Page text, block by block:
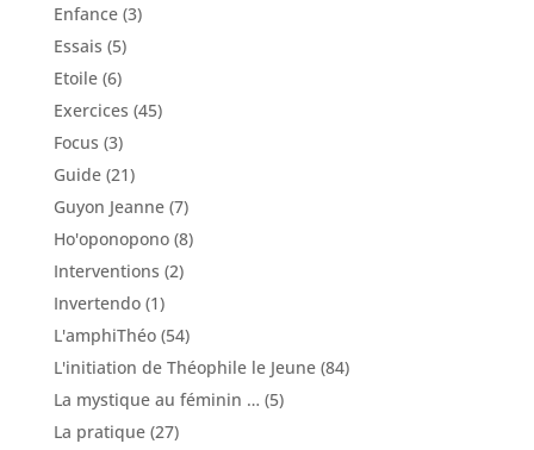
Enfance(3)
Essais (5)
Etoile(6)
Exercices (45)
Focus (3)
Guide(21)
Guyon Jeanne(7)
Ho'oponopono(8)
Interventions (2)
Invertendo(1)
L'amphiThéo(54)
L'initiation de Théophile le Jeune(84)
La mystique au féminin … (5)
La pratique(27)